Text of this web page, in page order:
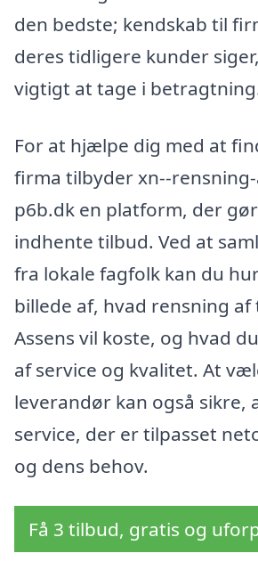
den bedste; kendskab til
deres tidligere kunder
vigtigt at tage i
For at hjælpe dig med at
firma tilbyder xn--
p6b.dk en platform, der
indhente tilbud. Ved at
fra lokale fagfolk kan du
billede af, hvad rensning
Assens vil koste, og hvad
af service og kvalitet. At
leverandør kan også sikre,
service, der er tilpasset
og dens behov.
Få 3 tilbud, gratis og